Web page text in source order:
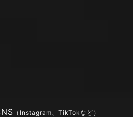
（Instagram、TikTokなど）